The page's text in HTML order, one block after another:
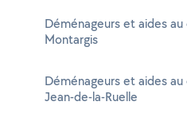
Déménageurs et aides
Montargis
Déménageurs et aides
Jean-de-la-Ruelle